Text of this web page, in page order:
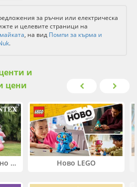
за ръчни или електрическа
и целевите страници на
, на вид Помпи за кърма и
.
и
цени
Двойно повече лятно забавление! Купи 2 продукта INTEX и вземи -33% Ново LEGO